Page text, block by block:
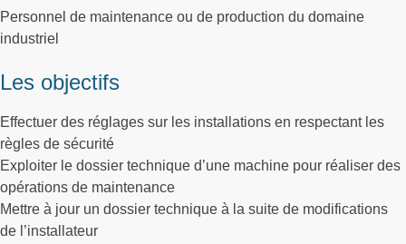
Personnel de maintenance ou de production du domaine
industriel
Les objectifs
Effectuer des réglages sur les installations en respectant les
règles de sécurité
Exploiter le dossier technique d’une machine pour réaliser des
opérations de maintenance
Mettre à jour un dossier technique à la suite de modifications
de l’installateur